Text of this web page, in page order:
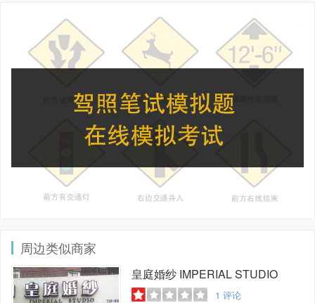
周边类似商家
皇庭婚纱IMPERIAL STUDIO
1 评论